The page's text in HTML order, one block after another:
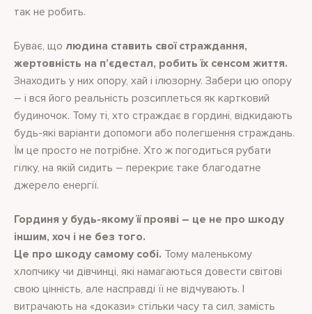
так не робить.
Буває, що людина ставить свої страждання,
жертовність на п’єдестал, робить їх сенсом життя.
Знаходить у них опору, хай і ілюзорну. Забери цю опору
– і вся його реальність розсиплеться як картковий
будиночок. Тому ті, хто страждає в гордині, відкидають
будь-які варіанти допомоги або полегшення страждань.
Їм це просто не потрібне. Хто ж погодиться рубати
гілку, на якій сидить – перекриє таке благодатне
джерело енергії.
Гординя у будь-якому її прояві – це не про шкоду
іншим, хоч і не без того.
Це про шкоду самому собі. Тому маленькому
хлопчику чи дівчинці, які намагаються довести світові
свою цінність, але насправді її не відчувають. І
витрачають на «докази» стільки часу та сил, замість